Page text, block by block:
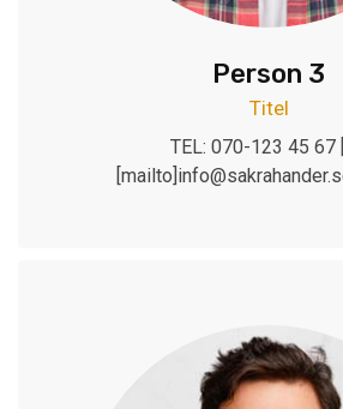
Person 3
Titel
TEL: 070-123 45 67